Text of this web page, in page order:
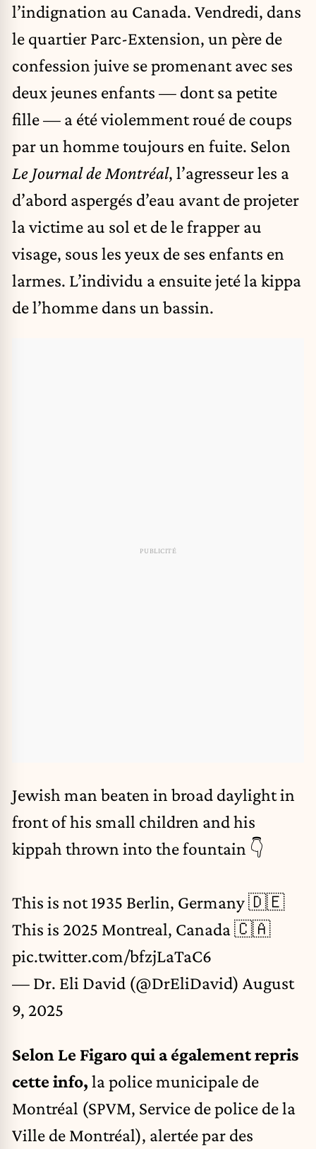
l’indignation au Canada. Vendredi, dans
le quartier Parc-Extension, un père de
confession juive se promenant avec ses
deux jeunes enfants — dont sa petite
fille — a été violemment roué de coups
par un homme toujours en fuite. Selon
Le Journal de Montréal, l’agresseur les a
d’abord aspergés d’eau avant de projeter
la victime au sol et de le frapper au
visage, sous les yeux de ses enfants en
larmes. L’individu a ensuite jeté la kippa
de l’homme dans un bassin.
Jewish man beaten in broad daylight in
front of his small children and his
kippah thrown into the fountain 👇
This is not 1935 Berlin, Germany 🇩🇪
This is 2025 Montreal, Canada 🇨🇦
pic.twitter.com/bfzjLaTaC6
— Dr. Eli David (@DrEliDavid) August
9, 2025
Selon Le Figaro qui a également repris
cette info, la police municipale de
Montréal (SPVM, Service de police de la
Ville de Montréal), alertée par des